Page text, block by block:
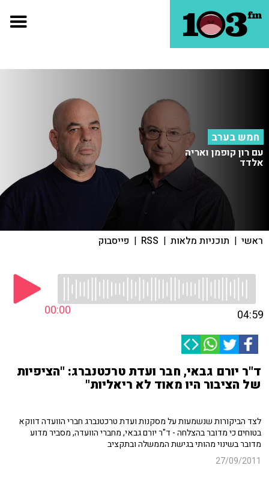
חמש בערב
עם רון קופמן ואריה
אלדד
ראשי | תוכניות מלאות |
RSS
| פייסבוק
00:00 04:59
ד"ר יורם גבאי, חבר ועדת טרכטנברג: "הציפיות
של הציבור היו מאוד לא ריאליות"
לצד הביקורות שנשמעות על מסקנות ועדת טרכטנברג חברי הוועדה דווקא
בטוחים כי מדובר בהצלחה - ד"ר יורם גבאי, מחברי הוועדה, מסביר מדוע
מדובר בשינוי מהותי בגישת הממשלה ובתקציב
27/09/2011